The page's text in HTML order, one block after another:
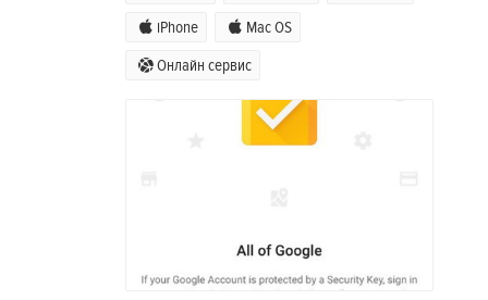
iPhone Mac OS
Онлайн сервис